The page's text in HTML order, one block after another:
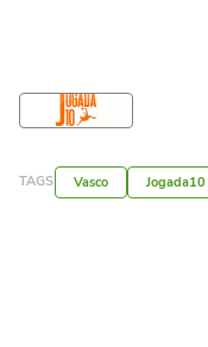
TAGS Vasco Jogada10